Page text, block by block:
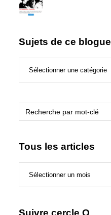
Sujets de ce blogue
Search
for:
Tous les articles
Suivre cercle O